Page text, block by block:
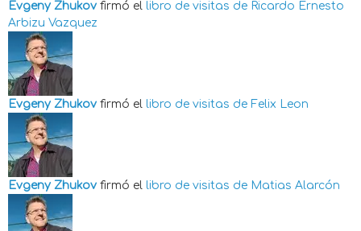
Evgeny Zhukov firmó el libro de visitas de Ricardo Ernesto
Arbizu Vazquez
Evgeny Zhukov firmó el libro de visitas de Felix Leon
Evgeny Zhukov firmó el libro de visitas de Matias Alarcón